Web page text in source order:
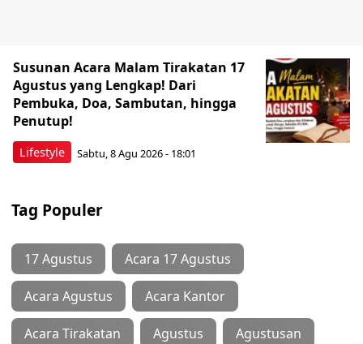
Lifestyle
Susunan Acara Malam Tirakatan 17
Agustus yang Lengkap! Dari
Pembuka, Doa, Sambutan, hingga
Penutup!
Sabtu, 8 Agu 2026 - 18:01
Tag Populer
17 Agustus Acara 17 Agustus
Acara Agustus Acara Kantor
Acara Tirakatan Agustus Agustusan